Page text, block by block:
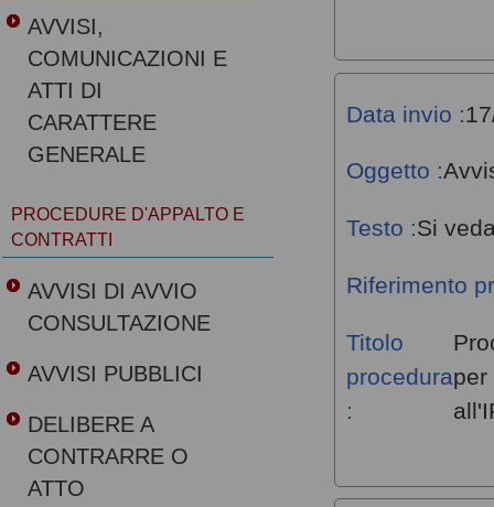
Data invio :
Oggetto :
Testo :Si
Riferimento
Titolo
procedura
:
per
AVVISI,
COMUNICAZIONI E
ATTI DI
CARATTERE
GENERALE
PROCEDURE D'APPALTO E
CONTRATTI
AVVISI DI AVVIO
CONSULTAZIONE
AVVISI PUBBLICI
DELIBERE A
CONTRARRE O
ATTO